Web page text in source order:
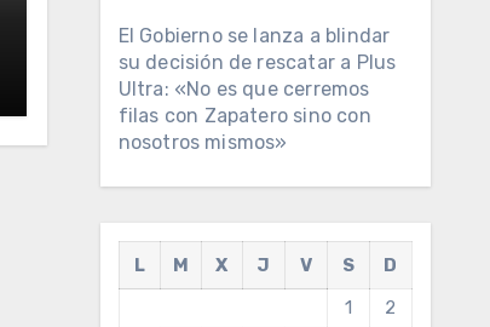
El Gobierno se lanza a blindar
su decisión de rescatar a Plus
Ultra: «No es que cerremos
filas con Zapatero sino con
nosotros mismos»
L M X J V S
D
1
2